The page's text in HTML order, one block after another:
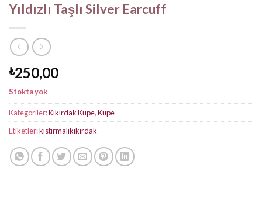
Yıldızlı Taşlı Silver Earcuff
₺250,00
Stokta yok
Kategoriler:Kıkırdak Küpe,Küpe
Etiketler:kıstırmalıkıkırdak